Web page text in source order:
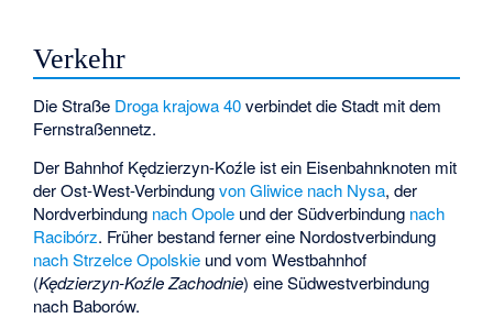
Verkehr
Die Straße Droga krajowa 40verbindet die Stadt mit dem
Fernstraßennetz.
Der Bahnhof Kędzierzyn-Koźle ist ein Eisenbahnknoten mit
der Ost-West-Verbindungvon Gliwice nach Nysa, der
Nordverbindung nach Opole und der Südverbindung nach
Racibórz. Früher bestand ferner eine Nordostverbindung
nach Strzelce Opolskie und vom Westbahnhof
(Kędzierzyn-Koźle Zachodnie) eine Südwestverbindung
nach Baborów.